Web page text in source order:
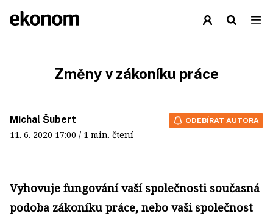
Změny v zákoníku práce
Michal Šubert
11. 6. 2020 17:00 / 1 min. čtení
ODEBÍRAT AUTORA
Vyhovuje fungování vaší společnosti současná
podoba zákoníku práce, nebo vaši společnost